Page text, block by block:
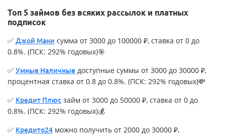
Топ 5 займов без всяких рассылок и платных
подписок
✅ Джой Мани сумма от 3000 до 100000 ₽, ставка от 0 до
0.8%. (ПСК: 292% годовых)🎯
✅ Умные Наличные доступные суммы от 3000 до 30000 ₽,
процентная ставка от 0.8 до 0.8%. (ПСК: 292% годовых)💸
✅ Кредит Плюс займ от 3000 до 50000 ₽, ставка от 0 до
0.8%. (ПСК: 292% годовых)💰
✅ Кредито24 можно получить от 2000 до 30000 ₽,